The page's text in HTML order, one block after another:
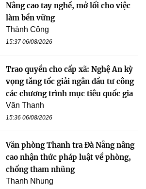
Nâng cao tay nghề, mở lối cho việc
làm bền vững
Thành Công
15:37 06/08/2026
Trao quyền cho cấp xã: Nghệ An kỳ
vọng tăng tốc giải ngân đầu tư công
các chương trình mục tiêu quốc gia
Văn Thanh
15:36 06/08/2026
Văn phòng Thanh tra Đà Nẵng nâng
cao nhận thức pháp luật về phòng,
chống tham nhũng
Thanh Nhung